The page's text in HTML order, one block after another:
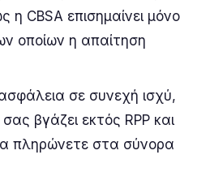
η CBSA επισημαίνει μόνο
οποίων η απαίτηση
σε συνεχή ισχύ,
σας βγάζει εκτός RPP και
πληρώνετε στα σύνορα